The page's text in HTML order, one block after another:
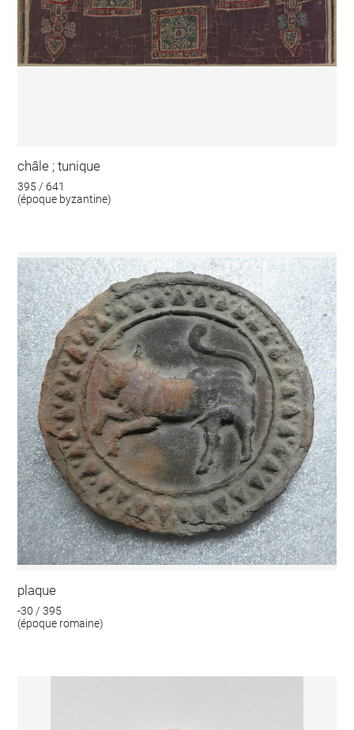
châle ; tunique
395 / 641
(époque byzantine)
plaque
-30 / 395
(époque romaine)